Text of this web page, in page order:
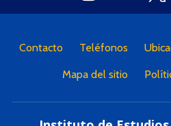
Contacto Teléfonos
Mapa del sitio